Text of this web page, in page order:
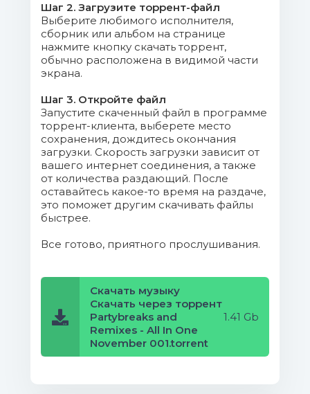
(Starjack Moombahton Cut).mp3 (6.29 Mb)
007. Jeff92 & Sumania Cnco - Hey
Dj (Jeff92 & Sumania Moombahton).mp3
(9.5 Mb)
008. Dj Jeff Timbaland Vs Hugh
Graham - Apologize (Bootleg).mp3 (8.97
Mb)
009. Jeff92 & Sumania Alexandra
Stan - Boy Oh Boy (Dj Jeff92 & Dj Sumania
MoombahtonReggaeton Redrum).mp3
(9.49 Mb)
010. Vegas & Dj Julo Cruz Atc X Jaxx
Mix) (Big Horn X Trap Rmx) (Trapsition 132-
70).mp3 (9.51 Mb)
011. Rich Rubillar Clinton Sparks -
Hit My Line (Rich Mixshow Refix Intro).mp3
Шаг 2. Загрузите торрент-файл
Выберите любимого исполнителя,
сборник или альбом на странице
нажмите кнопку скачать торрент,
обычно расположена в видимой части
экрана.
Шаг 3. Откройте файл
Запустите скаченный файл в программе
торрент-клиента, выберете место
сохранения, дождитесь окончания
загрузки. Скорость загрузки зависит от
вашего интернет соединения, а также
от количества раздающий. После
оставайтесь какое-то время на раздаче,
это поможет другим скачивать файлы
быстрее.
Все готово, приятного прослушивания.
Скачать музыку
Скачать через торрент
Partybreaks and
Remixes - All In One
November 001.torrent
1.41 Gb